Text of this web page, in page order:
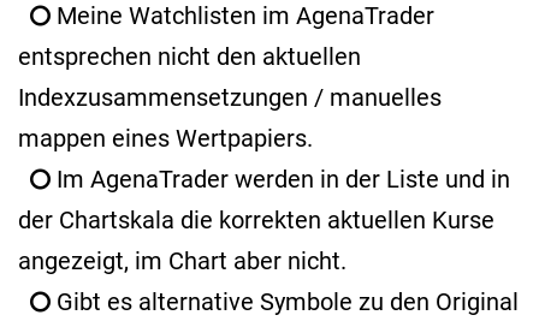
Meine Watchlisten im AgenaTrader
entsprechen nicht den aktuellen
Indexzusammensetzungen / manuelles
mappen eines Wertpapiers.
Im AgenaTrader werden in der Liste und in
der Chartskala die korrekten aktuellen Kurse
angezeigt, im Chart aber nicht.
Gibt es alternative Symbole zu den Original